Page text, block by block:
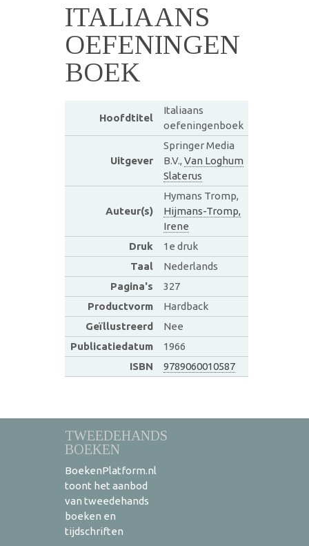
ITALIAANS
OEFENINGEN
BOEK
Hoofdtitel
Italiaans
oefeningenboek
Uitgever
Springer Media
B.V., Van Loghum
Slaterus
Auteur(s)
Hymans Tromp,
Hijmans-Tromp,
Irene
Druk
1e druk
Taal
Nederlands
Pagina's
327
Productvorm
Hardback
Geïllustreerd
Nee
Publicatiedatum
1966
ISBN
9789060010587
TWEEDEHANDS
BOEKEN
BoekenPlatform.nl
toont het aanbod
van tweedehands
boeken en
tijdschriften